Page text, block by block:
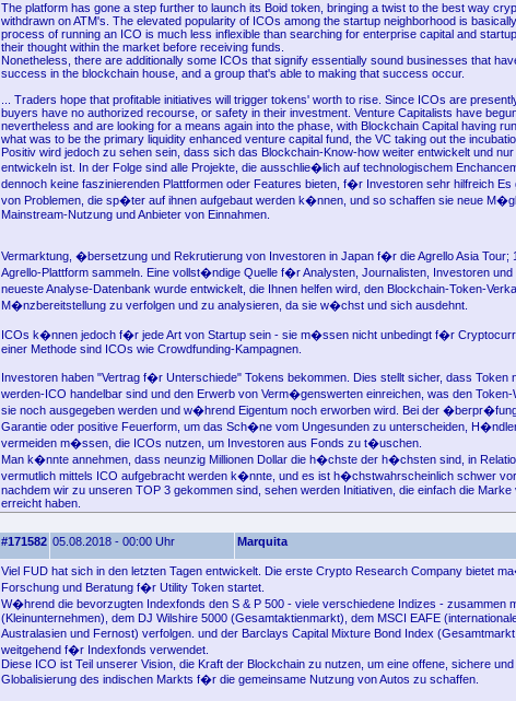
The platform has gone a step further to launch its Boid token, bringing a twist to the best way
withdrawn on ATM's. The elevated popularity of ICOs among the startup neighborhood is
process of running an ICO is much less inflexible than searching for enterprise capital and
their thought within the market before receiving funds.
Nonetheless, there are additionally some ICOs that signify essentially sound businesses that
success in the blockchain house, and a group that's able to making that success occur.
... Traders hope that profitable initiatives will trigger tokens' worth to rise. Since ICOs are
buyers have no authorized recourse, or safety in their investment. Venture Capitalists have
nevertheless and are looking for a means again into the phase, with Blockchain Capital having
what was to be the primary liquidity enhanced venture capital fund, the VC taking out the
Positiv wird jedoch zu sehen sein, dass sich das Blockchain-Know-how weiter entwickelt und
entwickeln ist. In der Folge sind alle Projekte, die ausschlie�lich auf technologischem
dennoch keine faszinierenden Plattformen oder Features bieten, f�r Investoren sehr hilfreich Es
von Problemen, die sp�ter auf ihnen aufgebaut werden k�nnen, und so schaffen sie neue
Mainstream-Nutzung und Anbieter von Einnahmen.
Vermarktung, �bersetzung und Rekrutierung von Investoren in Japan f�r die Agrello Asia Tour;
Agrello-Plattform sammeln. Eine vollst�ndige Quelle f�r Analysten, Journalisten, Investoren und
neueste Analyse-Datenbank wurde entwickelt, die Ihnen helfen wird, den Blockchain-Token-
M�nzbereitstellung zu verfolgen und zu analysieren, da sie w�chst und sich ausdehnt.
ICOs k�nnen jedoch f�r jede Art von Startup sein - sie m�ssen nicht unbedingt f�r
einer Methode sind ICOs wie Crowdfunding-Kampagnen.
Investoren haben "Vertrag f�r Unterschiede" Tokens bekommen. Dies stellt sicher, dass Token
werden-ICO handelbar sind und den Erwerb von Verm�genswerten einreichen, was den
sie noch ausgegeben werden und w�hrend Eigentum noch erworben wird. Bei der
Garantie oder positive Feuerform, um das Sch�ne vom Ungesunden zu unterscheiden,
vermeiden m�ssen, die ICOs nutzen, um Investoren aus Fonds zu t�uschen.
Man k�nnte annehmen, dass neunzig Millionen Dollar die h�chste der h�chsten sind, in
vermutlich mittels ICO aufgebracht werden k�nnte, und es ist h�chstwahrscheinlich schwer
nachdem wir zu unseren TOP 3 gekommen sind, sehen werden Initiativen, die einfach die Marke
erreicht haben.
#171582 05.08.2018 - 00:00 Uhr Marquita
Viel FUD hat sich in den letzten Tagen entwickelt. Die erste Crypto Research Company bietet
Forschung und Beratung f�r Utility Token startet.
W�hrend die bevorzugten Indexfonds den S & P 500 - viele verschiedene Indizes - zusammen
(Kleinunternehmen), dem DJ Wilshire 5000 (Gesamtaktienmarkt), dem MSCI EAFE
Australasien und Fernost) verfolgen. und der Barclays Capital Mixture Bond Index
weitgehend f�r Indexfonds verwendet.
Diese ICO ist Teil unserer Vision, die Kraft der Blockchain zu nutzen, um eine offene, sichere
Globalisierung des indischen Markts f�r die gemeinsame Nutzung von Autos zu schaffen.